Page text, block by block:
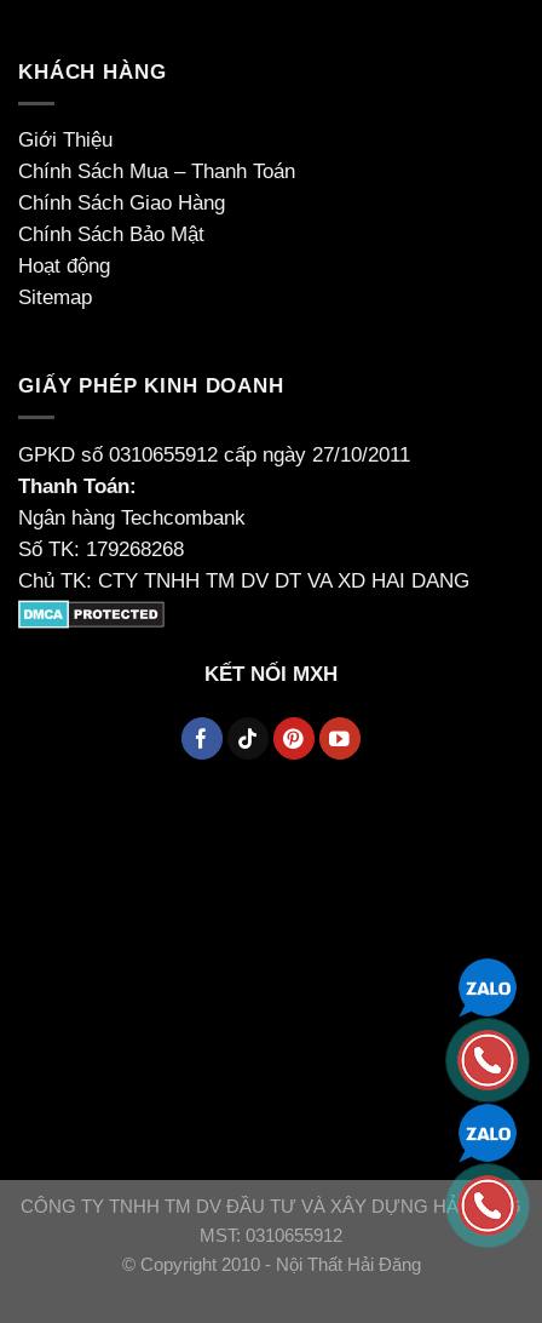
KHÁCH HÀNG
Giới Thiệu
Chính Sách Mua – Thanh Toán
Chính Sách Giao Hàng
Chính Sách Bảo Mật
Hoạt động
Sitemap
GIẤY PHÉP KINH DOANH
GPKD số 0310655912 cấp ngày 27/10/2011
Thanh Toán:
Ngân hàng Techcombank
Số TK: 179268268
Chủ TK: CTY TNHH TM DV DT VA XD HAI DANG
KẾT NỐI MXH
CÔNG TY TNHH TM DV ĐẦU TƯ VÀ XÂY DỰNG HẢI ĐĂNG
MST: 0310655912
© Copyright 2010 - Nội Thất Hải Đăng